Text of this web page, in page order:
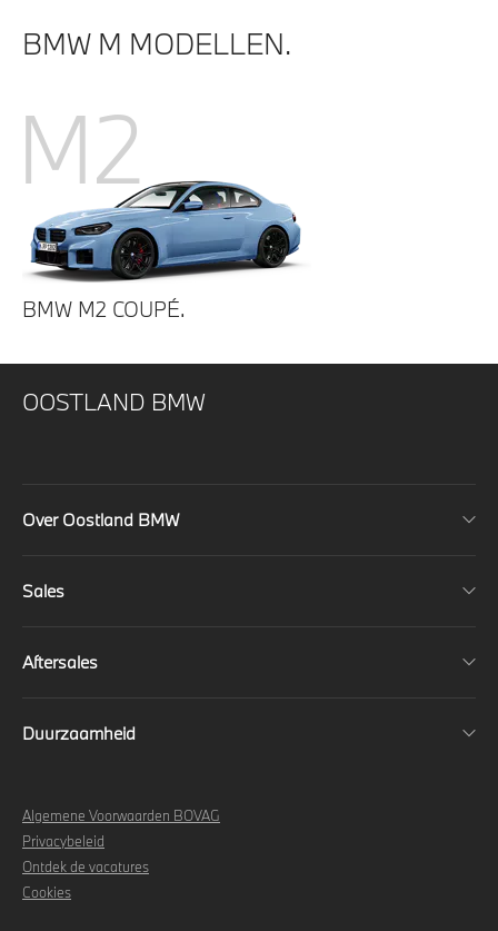
BMW M MODELLEN.
M2
BMW M2 COUPÉ.
OOSTLAND BMW
Over Oostland BMW
Sales
Aftersales
Duurzaamheid
Algemene Voorwaarden BOVAG
Privacybeleid
Ontdek de vacatures
Cookies